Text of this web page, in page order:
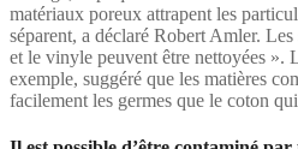
matériaux poreux attrapent les
séparent, a déclaré Robert Amler.
et le vinyle peuvent être nettoyées ».
exemple, suggéré que les matières
facilement les germes que le coton